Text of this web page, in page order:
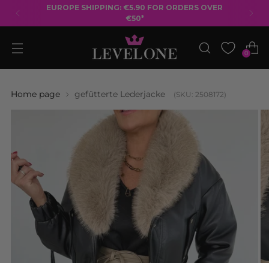
0
EUROPE SHIPPING: €5.90 FOR ORDERS OVER
€50*
Home page gefütterte Lederjacke (SKU: 2508172)